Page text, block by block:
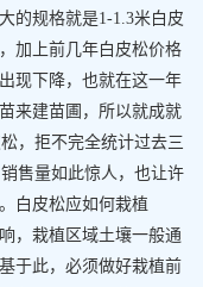
的规格就是1-1.3米白皮
加上前几年白皮松价格
现下降，也就在这一年
来建苗圃，所以就成就
，拒不完全统计过去三
售量如此惊人，也让许
白皮松应如何栽植
，栽植区域土壤一般通
于此，必须做好栽植前